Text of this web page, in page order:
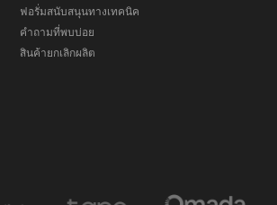
ฟอรั่มสนับสนุนทางเทคนิค
คำถามที่พบบ่อย
สินค้ายกเลิกผลิต